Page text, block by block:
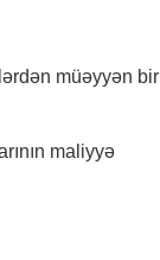
müəyyən bir
maliyyə